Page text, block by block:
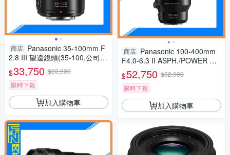
商店 Panasonic 35-100mm F
2.8 III 望遠鏡頭(35-100,公司
貨)H-ES35100GC
$33,750 $33,900
限時下殺
加入購物車
商店 Panasonic 100-400mm
F4.0-6.3 II ASPH./POWER O.I.
S.鏡頭(100-400 II,公司貨)
$52,750 $52,900
限時下殺
加入購物車